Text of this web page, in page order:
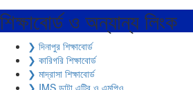
শিক্ষাবোর্ড ও অন্যান্য লিংক
❯ দিনাপুর শিক্ষাবোর্ড
❯ কারিগরি শিক্ষাবোর্ড
❯ মাদ্রাসা শিক্ষাবোর্ড
❯ IMS ডাটা এন্ট্রি ও এমপিও